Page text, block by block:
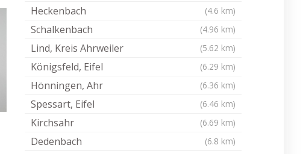
Heckenbach (4.6 km)
Schalkenbach (4.96 km)
Lind, Kreis Ahrweiler (5.62 km)
Königsfeld, Eifel (6.29 km)
Hönningen, Ahr (6.36 km)
Spessart, Eifel (6.46 km)
Kirchsahr (6.69 km)
Dedenbach (6.8 km)